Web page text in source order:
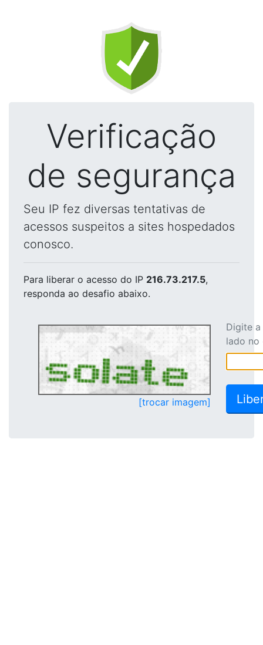
Verificação
de segurança
Seu IP fez diversas tentativas de
acessos suspeitos a sites hospedados
conosco.
Para liberar o acesso do IP 216.73.217.5,
responda ao desafio abaixo.
[trocar imagem]
Digite
lado no